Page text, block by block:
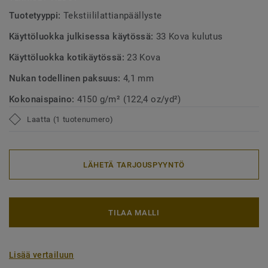
Tuotetyyppi: Tekstiililattianpäällyste
Käyttöluokka julkisessa käytössä: 33 Kova kulutus
Käyttöluokka kotikäytössä: 23 Kova
Nukan todellinen paksuus: 4,1 mm
Kokonaispaino: 4150 g/m² (122,4 oz/yd²)
Laatta (1 tuotenumero)
LÄHETÄ TARJOUSPYYNTÖ
TILAA MALLI
Lisää vertailuun